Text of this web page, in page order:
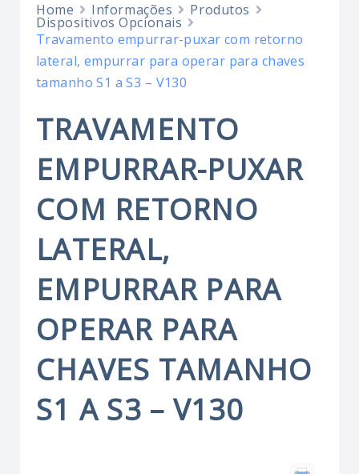
Home Informações Produtos
Dispositivos Opcionais
Travamento empurrar-puxar com retorno
lateral, empurrar para operar para chaves
tamanho S1 a S3 – V130
TRAVAMENTO
EMPURRAR-PUXAR
COM RETORNO
LATERAL,
EMPURRAR PARA
OPERAR PARA
CHAVES TAMANHO
S1 A S3 – V130